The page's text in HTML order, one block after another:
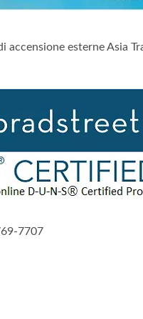
accensione esterne Asia
7707